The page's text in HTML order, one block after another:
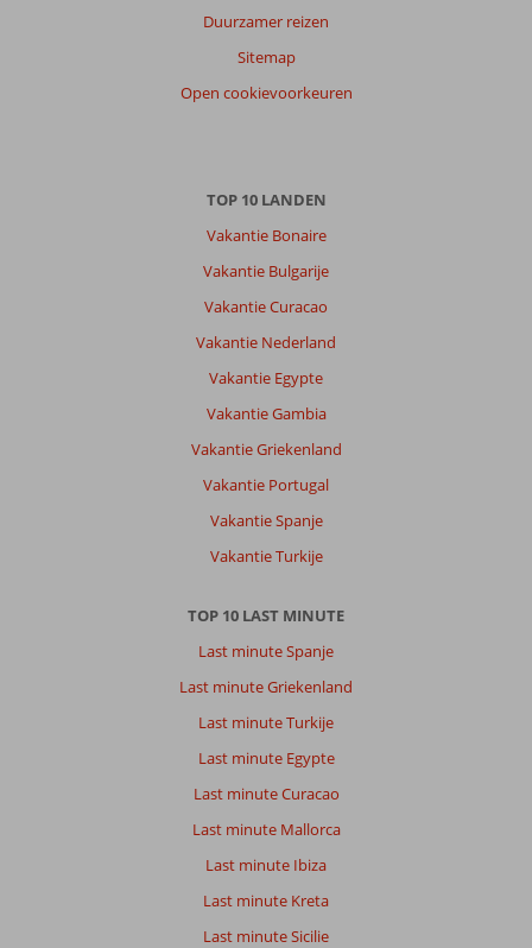
Duurzamer reizen
Sitemap
Open cookievoorkeuren
TOP 10 LANDEN
Vakantie Bonaire
Vakantie Bulgarije
Vakantie Curacao
Vakantie Nederland
Vakantie Egypte
Vakantie Gambia
Vakantie Griekenland
Vakantie Portugal
Vakantie Spanje
Vakantie Turkije
TOP 10 LAST MINUTE
Last minute Spanje
Last minute Griekenland
Last minute Turkije
Last minute Egypte
Last minute Curacao
Last minute Mallorca
Last minute Ibiza
Last minute Kreta
Last minute Sicilie